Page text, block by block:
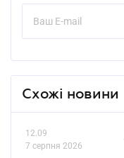
Схожі новини
12.09
7 серпня 2026